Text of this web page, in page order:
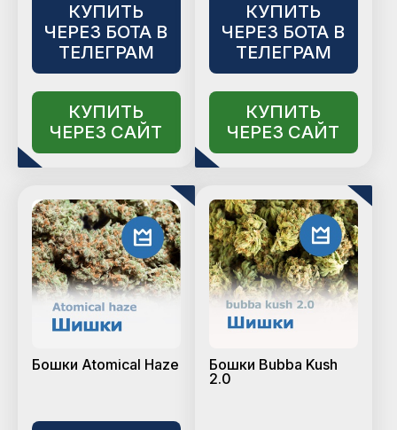
КУПИТЬ
ЧЕРЕЗ БОТА В
ТЕЛЕГРАМ
КУПИТЬ
ЧЕРЕЗ САЙТ
КУПИТЬ
ЧЕРЕЗ БОТА В
ТЕЛЕГРАМ
КУПИТЬ
ЧЕРЕЗ САЙТ
Бошки Atomical Haze
Бошки Bubba Kush
2.0